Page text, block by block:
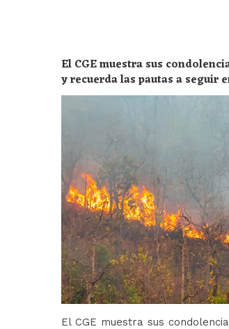
El CGE muestra sus
y recuerda las pautas a seguir
El CGE muestra sus